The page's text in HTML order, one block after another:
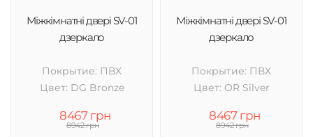
Міжкімнатні двері SV-01
дзеркало
Покрытие: ПВХ
Цвет: DG Bronze
8467 грн
8942 грн
Міжкімнатні двері SV-01
дзеркало
Покрытие: ПВХ
Цвет: OR Silver
8467 грн
8942 грн